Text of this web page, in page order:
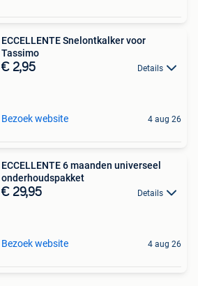
ECCELLENTE Snelontkalker voor
Tassimo
€ 2,95 Details
Bezoek website 4 aug 26
ECCELLENTE 6 maanden universeel
onderhoudspakket
€ 29,95 Details
Bezoek website 4 aug 26